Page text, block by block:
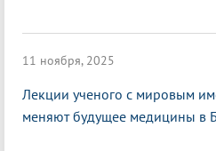
11 ноября, 2025
Лекции ученого с мировым
меняют будущее медицины в